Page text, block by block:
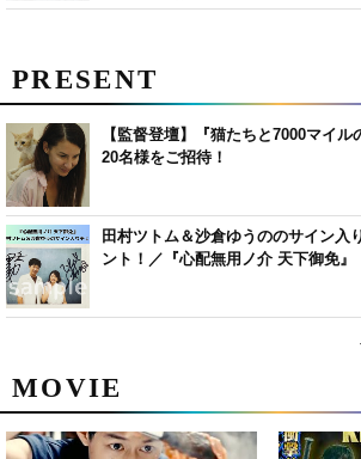
MOVIE
PRESENT
【監督登壇】『猫たちと7000マイ
20名様をご招待！
田村ツトム＆沙倉ゆうののサイン入
ント！／『心配無用ノ介 天下御免』